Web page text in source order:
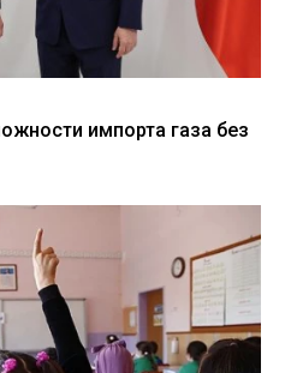
импорта газа без